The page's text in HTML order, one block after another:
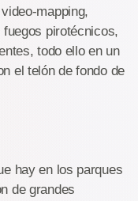
mapping,
pirotécnicos,
todo ello en un
el telón de fondo de
hay en los parques
de grandes